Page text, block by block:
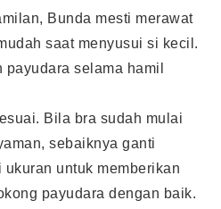
Bunda mesti merawat
saat menyusui si kecil.
selama hamil
Bila bra sudah mulai
sebaiknya ganti
untuk memberikan
payudara dengan baik.